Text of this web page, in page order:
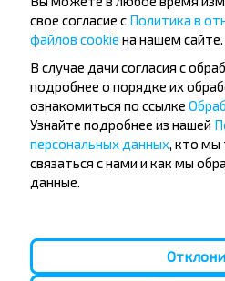
Популярные
направления
Орша - Могилёв
Минск - Несвиж
Минск - Могилёв
Минск - Пинск
Минск - Брест
Минск - Гомель
Вильнюс - Минск
Москва - Брест
свое согласие с Политика в
файлов cookie на нашем сайте.
В случае дачи согласия с
подробнее о порядке их
ознакомиться по ссылке
Узнайте подробнее из нашей
персональных данных, кто мы
связаться с нами и как мы
данные.